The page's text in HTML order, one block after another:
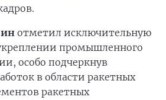
отметил исключительную
промышленного
особо подчеркнув
в области ракетных
ракетных